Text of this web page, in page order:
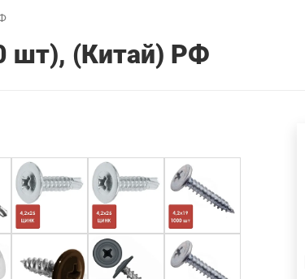
шт), (Китай) РФ